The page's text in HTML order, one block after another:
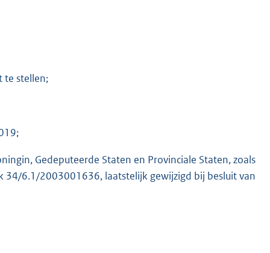
te stellen;
Gedeputeerde Staten en Provinciale Staten, zoals
6.1/2003001636, laatstelijk gewijzigd bij besluit van